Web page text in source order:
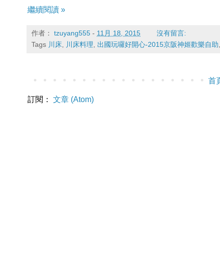
繼續閱讀 »
作者： tzuyang555 - 11月 18, 2015
沒有留言:
Tags 川床 川床料理 出國玩囉好開心-2015京阪神姬歡樂自助
首
訂閱： 文章 (Atom)